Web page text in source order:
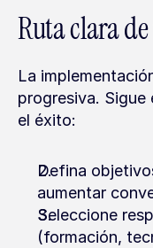
Ruta clara
La
progresiva.
el éxito:
Defina
aumentar
Seleccione
(formación,